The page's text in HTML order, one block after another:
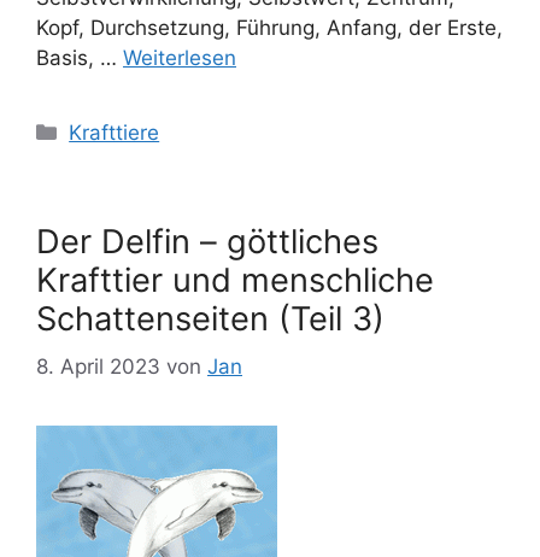
Kopf, Durchsetzung, Führung, Anfang, der Erste,
Basis, … Weiterlesen
Kategorien
Krafttiere
Der Delfin – göttliches
Krafttier und menschliche
Schattenseiten (Teil 3)
8. April 2023 von Jan